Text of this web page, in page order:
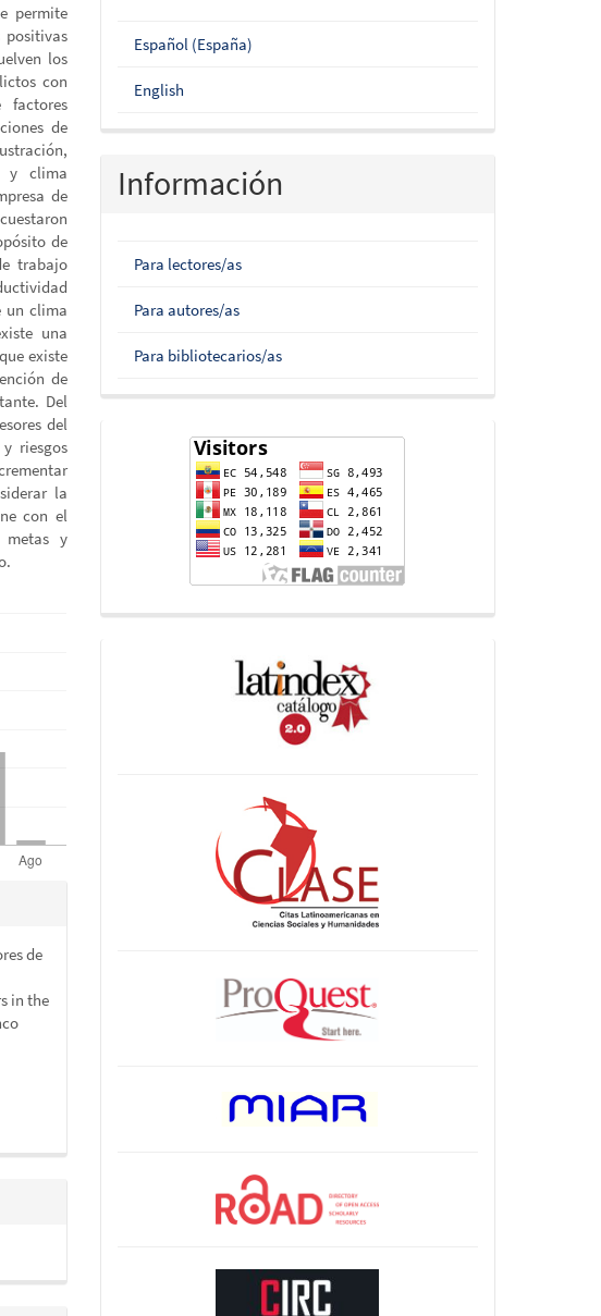
permite
los
con
de
y clima
de
de
trabajo
un clima
una
existe
de
Del
del
riesgos
la
con el
metas y
de
in the
Español (España)
English
Información
Para lectores/as
Para autores/as
Para bibliotecarios/as
counter